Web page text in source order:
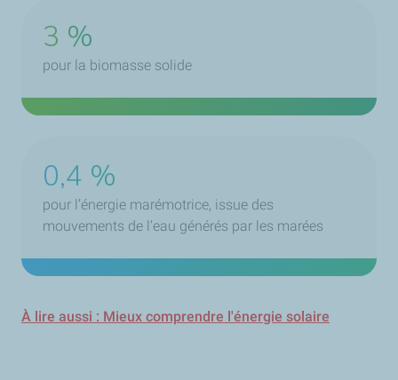
3 %
pour la biomasse solide
0,4 %
pour l’énergie marémotrice, issue des
mouvements de l’eau générés par les marées
À lire aussi : Mieux comprendre l'énergie solaire